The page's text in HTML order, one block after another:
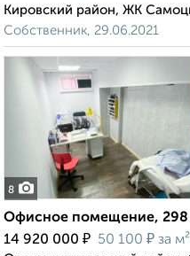
Кировский район, ЖК
Собственник, 29.06.2021
8
Офисное помещение, 298
14 920 000 ₽ 50 100 ₽ за м²